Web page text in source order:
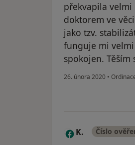
překvapila velmi
doktorem ve
jako tzv.
funguje mi
spokojen. Těším
26. února 2020 •
K K. Číslo